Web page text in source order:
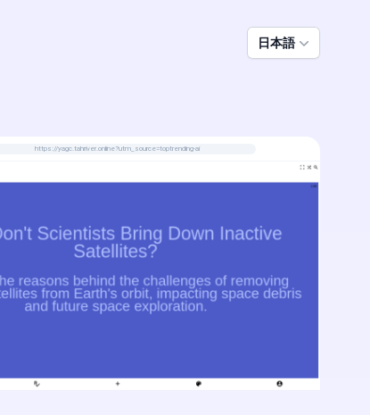
日本語
https://yagc.tahriver.online?utm_source=toptrending-ai